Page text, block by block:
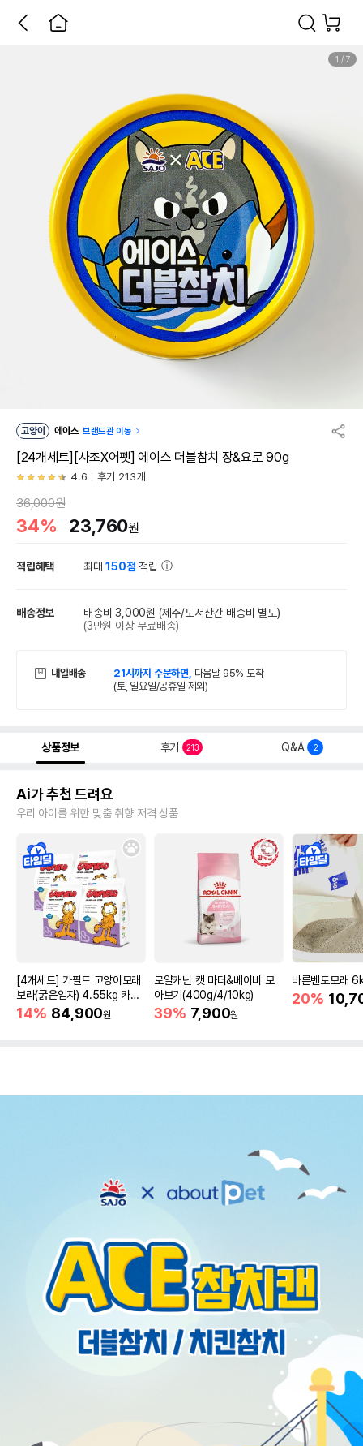
1 / 7
고양이 에이스 브랜드관 이동
[24개세트][사조X어펫] 에이스 더블참치 장&요로 90g
4.6 후기 213개
36,000원
34% 23,760원
적립혜택 최대150점 적립
배송정보 배송비 3,000원 (제주/도서산간 배송비 별도)
(3만원 이상 무료배송)
내일배송 21시까지 주문하면, 다음날 95% 도착
(토, 일요일/공휴일 제외)
상품정보 후기 213 Q&A 2
Ai가 추천 드려요
우리 아이를 위한 맞춤 취향 저격 상품
[4개세트] 가필드 고양이모래
보라(굵은입자) 4.55kg 카사
바모래
14% 84,900원
로얄캐닌 캣 마더&베이비 모
아보기(400g/4/10kg)
39% 7,900원
바른벤토모래
20%